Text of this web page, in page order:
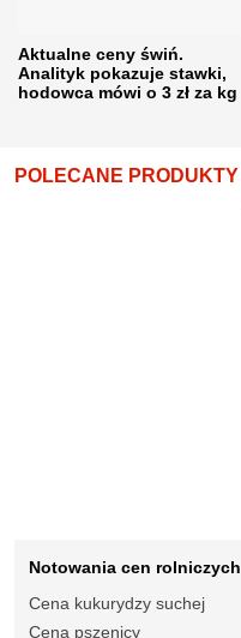
Aktualne ceny świń.
Analityk pokazuje stawki,
hodowca mówi o 3 zł za kg
POLECANE PRODUKTY
Notowania cen rolniczych
Cena kukurydzy suchej
Cena pszenicy